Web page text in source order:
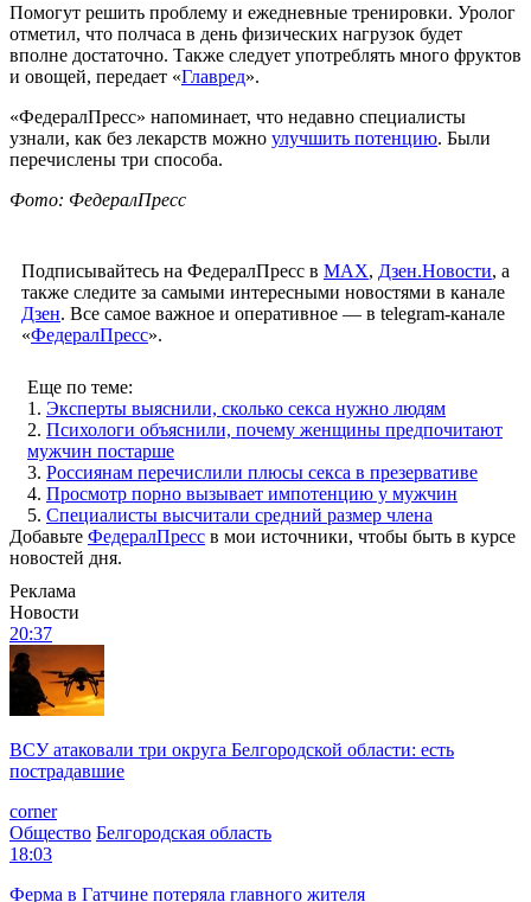
Помогут решить проблему и ежедневные тренировки. Уролог
отметил, что полчаса в день физических нагрузок будет
вполне достаточно. Также следует употреблять много фруктов
и овощей, передает «Главред».
«ФедералПресс» напоминает, что недавно специалисты
узнали, как без лекарств можно улучшить потенцию. Были
перечислены три способа.
Фото: ФедералПресс
Подписывайтесь на ФедералПресс в МАХ, Дзен.Новости, а
также следите за самыми интересными новостями в канале
Дзен. Все самое важное и оперативное — в telegram-канале
«ФедералПресс».
Еще по теме:
1. Эксперты выяснили, сколько секса нужно людям
2. Психологи объяснили, почему женщины предпочитают
мужчин постарше
3. Россиянам перечислили плюсы секса в презервативе
4. Просмотр порно вызывает импотенцию у мужчин
5. Специалисты высчитали средний размер члена
Добавьте ФедералПресс в мои источники, чтобы быть в курсе
новостей дня.
Реклама
Новости
20:37
ВСУ атаковали три округа Белгородской области: есть
пострадавшие
corner
Общество Белгородская область
18:03
Ферма в Гатчине потеряла главного жителя